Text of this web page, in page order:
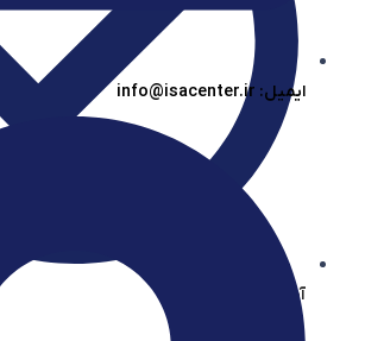
آیساسنتر در بله
ایمیل: info@isacenter.ir